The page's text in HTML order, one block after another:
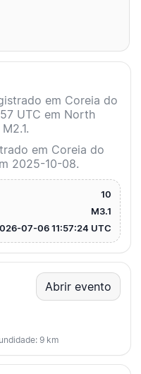
em Coreia do
UTC em North
em Coreia do
2025-10-08.
10
M3.1
07-06 11:57:24 UTC
Abrir evento
9 km